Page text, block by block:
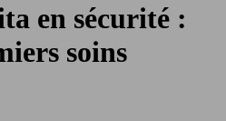
en sécurité :
soins